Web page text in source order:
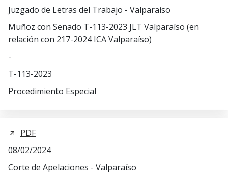
Juzgado de Letras del Trabajo - Valparaíso
Muñoz con Senado T-113-2023 JLT Valparaíso (en
relación con 217-2024 ICA Valparaíso)
-
T-113-2023
Procedimiento Especial
PDF
08/02/2024
Corte de Apelaciones - Valparaíso